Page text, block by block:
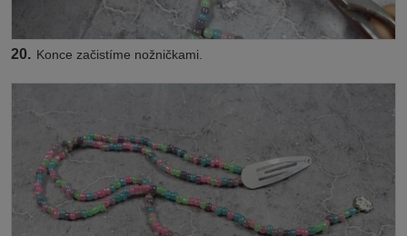
20. Konce začistíme nožničkami.